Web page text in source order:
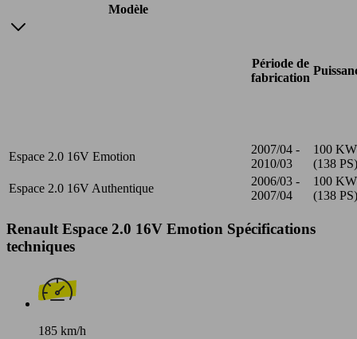
Modèle
Période de
fabrication
Espace 2.0 16V Emotion
2007/04 -
2010/03
100 KW
(138 PS)
Espace 2.0 16V Authentique
2006/03 -
2007/04
100 KW
(138 PS)
Renault Espace 2.0 16V Emotion Spécifications
techniques
185 km/h